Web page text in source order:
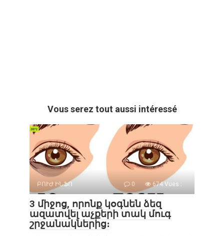
Vous serez tout aussi intéressé
ԲՈՒԺ ԻՆՖՈ 0 674 Vues :
3 միջոց, որոնք կօգնեն ձեզ
ազատվել աչքերի տակ մուգ
շրջանակներից։